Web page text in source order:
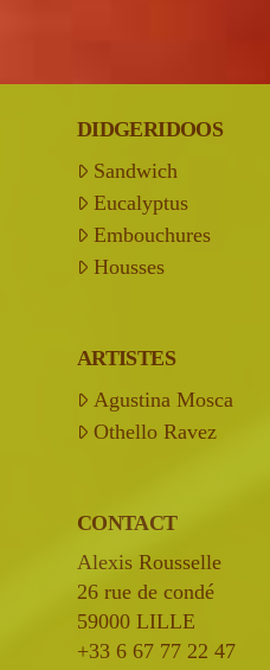
DIDGERIDOOS
Sandwich
Eucalyptus
Embouchures
Housses
ARTISTES
Agustina Mosca
Othello Ravez
CONTACT
Alexis Rousselle
26 rue de condé
59000 LILLE
+33 6 67 77 22 47